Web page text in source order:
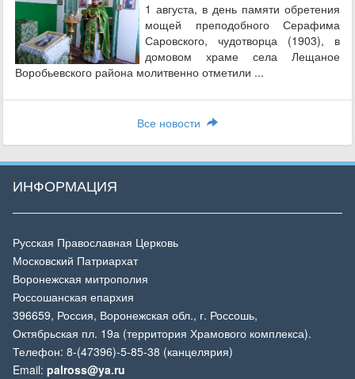
1 августа, в день памяти обретения
мощей преподобного Серафима
Саровского, чудотворца (1903), в
домовом храме села Лещаное
Воробьевского района молитвенно отметили ...
Все новости
ИНФОРМАЦИЯ
Русская Православная Церковь
Московский Патриархат
Воронежская митрополия
Россошанская епархия
396659, Россия, Воронежская обл., г. Россошь,
Октябрьская пл. 19а (территория Храмового комплекса).
Телефон: 8-(47396)-5-85-38 (канцелярия)
Email: palross@ya.ru